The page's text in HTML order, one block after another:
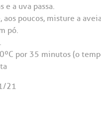
e a uva passa.
poucos, misture a
pó.
por 35 minutos (o
21